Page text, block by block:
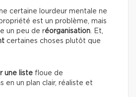
certaine lourdeur mentale ne
est un problème, mais
un peu de réorganisation . Et,
certaines choses plutôt que
une liste floue de
en un plan clair, réaliste et